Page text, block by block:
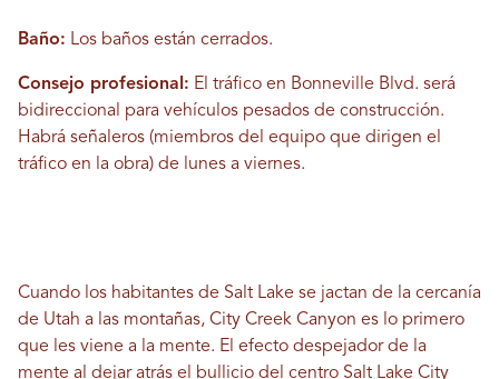
Baño: Los baños están cerrados.
Consejo profesional: El tráfico en Bonneville Blvd. será
bidireccional para vehículos pesados ​​de construcción.
Habrá señaleros (miembros del equipo que dirigen el
tráfico en la obra) de lunes a viernes.
Cuando los habitantes de Salt Lake se jactan de la cercanía
de Utah a las montañas, City Creek Canyon es lo primero
que les viene a la mente. El efecto despejador de la
mente al dejar atrás el bullicio del centro Salt Lake City